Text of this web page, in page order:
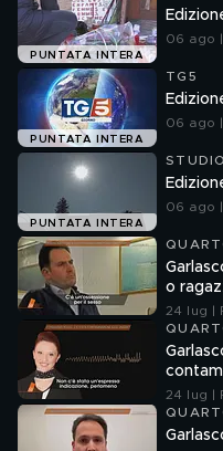
PUNTATA INTERA
06 ago |
PUNTATA INTERA
TG5
06 ago
PUNTATA INTERA
06 ago |
o
24 lug |
24 lug |